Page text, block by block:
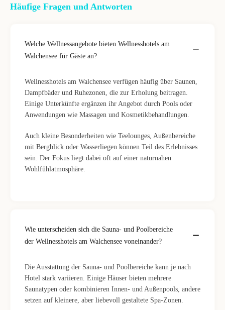
Häufige Fragen und Antworten
Welche Wellnessangebote bieten Wellnesshotels am
Walchensee für Gäste an?
Wellnesshotels am Walchensee verfügen häufig über Saunen,
Dampfbäder und Ruhezonen, die zur Erholung beitragen.
Einige Unterkünfte ergänzen ihr Angebot durch Pools oder
Anwendungen wie Massagen und Kosmetikbehandlungen.
Auch kleine Besonderheiten wie Teelounges, Außenbereiche
mit Bergblick oder Wasserliegen können Teil des Erlebnisses
sein. Der Fokus liegt dabei oft auf einer naturnahen
Wohlfühlatmosphäre.
Wie unterscheiden sich die Sauna- und Poolbereiche
der Wellnesshotels am Walchensee voneinander?
Die Ausstattung der Sauna- und Poolbereiche kann je nach
Hotel stark variieren. Einige Häuser bieten mehrere
Saunatypen oder kombinieren Innen- und Außenpools, andere
setzen auf kleinere, aber liebevoll gestaltete Spa-Zonen.